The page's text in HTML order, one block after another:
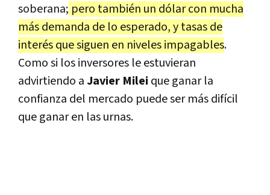
soberana; pero también un dólar con mucha
más demanda de lo esperado, y tasas de
interés que siguen en niveles impagables.
Como si los inversores le estuvieran
advirtiendo aJavier Milei que ganar la
confianza del mercado puede ser más difícil
que ganar en las urnas.